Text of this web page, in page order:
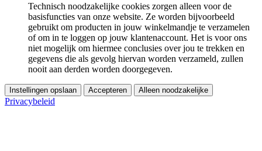
Technisch noodzakelijke cookies zorgen alleen voor de
basisfuncties van onze website. Ze worden bijvoorbeeld
gebruikt om producten in jouw winkelmandje te verzamelen
of om in te loggen op jouw klantenaccount. Het is voor ons
niet mogelijk om hiermee conclusies over jou te trekken en
gegevens die als gevolg hiervan worden verzameld, zullen
nooit aan derden worden doorgegeven.
Instellingen opslaan Accepteren Alleen noodzakelijke
Privacybeleid